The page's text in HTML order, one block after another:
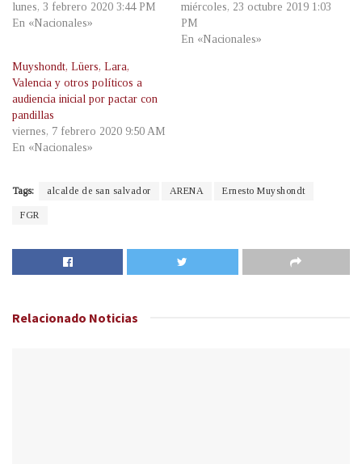
lunes, 3 febrero 2020 3:44 PM
En «Nacionales»
miércoles, 23 octubre 2019 1:03
PM
En «Nacionales»
Muyshondt, Lüers, Lara,
Valencia y otros políticos a
audiencia inicial por pactar con
pandillas
viernes, 7 febrero 2020 9:50 AM
En «Nacionales»
Tags: alcalde de san salvador ARENA Ernesto Muyshondt
FGR
Relacionado Noticias